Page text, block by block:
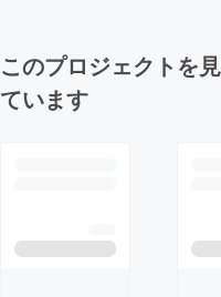
このプロジェクトを
ています